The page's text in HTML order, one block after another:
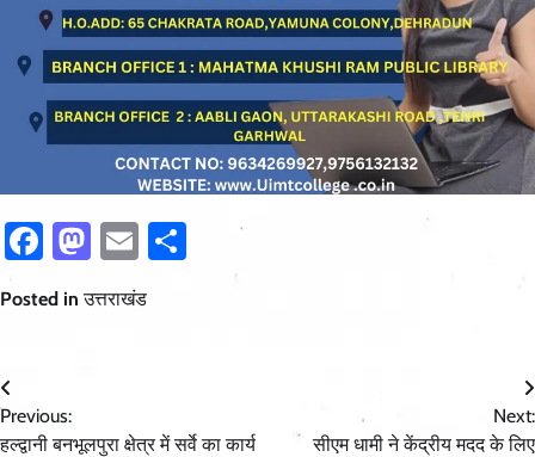
Facebook
Mastodon
EmailShare
Posted inउत्तराखंड
Post
navigation
Previous:
हल्द्वानी बनभूलपुरा क्षेत्र में सर्वे का कार्य
Next:
सीएम धामी ने केंद्रीय मदद के लिए